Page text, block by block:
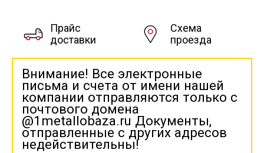
Прайс
доставки
Схема
проезда
Внимание! Все электронные
письма и счета от имени нашей
компании отправляются только с
почтового домена
@1metallobaza.ru Документы,
отправленные с других адресов
недействительны!